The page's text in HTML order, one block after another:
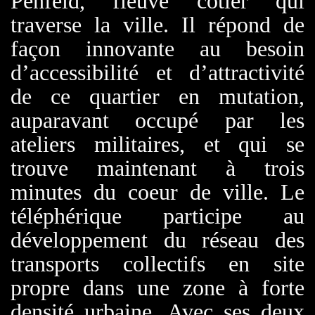
traverse la ville. Il répond de
façon innovante au besoin
d’accessibilité et d’attractivité
de ce quartier en mutation,
auparavant occupé par les
ateliers militaires, et qui se
trouve maintenant à trois
minutes du coeur de ville. Le
téléphérique participe au
développement du réseau des
transports collectifs en site
propre dans une zone à forte